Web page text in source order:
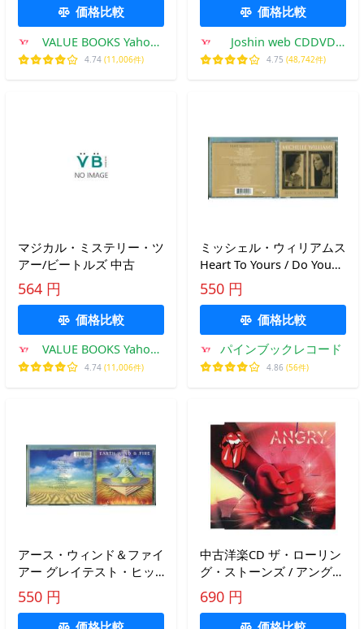
価格比較
VALUE BOOKS Yahoo!
店
4.74 (11,006件)
価格比較
Joshin web CDDVD
Yahoo!店
4.75 (48,742件)
マジカル・ミステリー・ツ
アー/ビートルズ 中古
564 円
価格比較
VALUE BOOKS Yahoo!
店
4.74 (11,006件)
ミッシェル・ウィリアムス
Heart To Yours / Do You
Know /CD 2枚組 中古 セル
版/e3547
550 円
価格比較
パインブックレコード
4.86 (56件)
アース・ウィンド＆ファイ
アー グレイテスト・ヒッ
ツ/CD 中古 セル版 ※帯付
SRCS-9492/e3554
550 円
中古洋楽CD ザ・ローリン
グ・ストーンズ / アングリ
ー(SHM-CD)
690 円